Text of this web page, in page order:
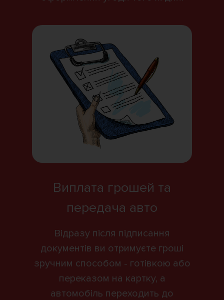
Виплата грошей та
передача авто
Відразу після підписання
документів ви отримуєте гроші
зручним способом - готівкою або
переказом на картку, а
автомобіль переходить до